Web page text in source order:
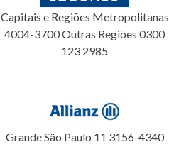
Capitais e Regiões Metropolitanas
4004-3700 Outras Regiões 0300
123 2985
Grande São Paulo 11 3156-4340